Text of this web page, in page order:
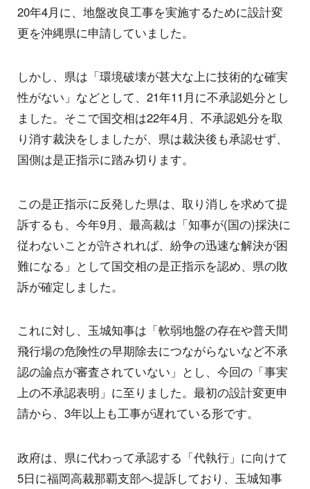
20年4月に、地盤改良工事を実施するために設計変
更を沖縄県に申請していました。
しかし、県は「環境破壊が甚大な上に技術的な確実
性がない」などとして、21年11月に不承認処分とし
ました。そこで国交相は22年4月、不承認処分を取
り消す裁決をしましたが、県は裁決後も承認せず、
国側は是正指示に踏み切ります。
この是正指示に反発した県は、取り消しを求めて提
訴するも、今年9月、最高裁は「知事が(国の)採決に
従わないことが許されれば、紛争の迅速な解決が困
難になる」として国交相の是正指示を認め、県の敗
訴が確定しました。
これに対し、玉城知事は「軟弱地盤の存在や普天間
飛行場の危険性の早期除去につながらないなど不承
認の論点が審査されていない」とし、今回の「事実
上の不承認表明」に至りました。最初の設計変更申
請から、3年以上も工事が遅れている形です。
政府は、県に代わって承認する「代執行」に向けて
5日に福岡高裁那覇支部へ提訴しており、玉城知事